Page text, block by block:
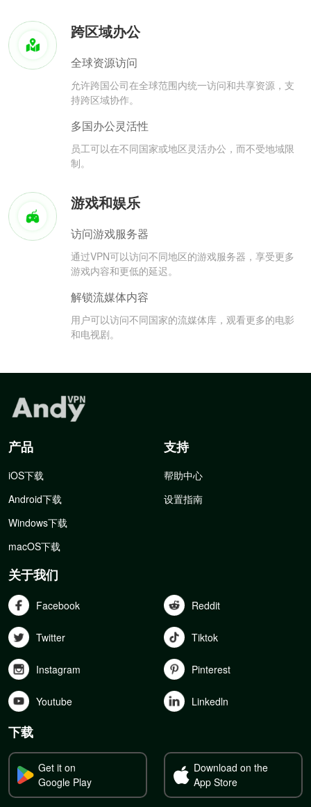
跨区域办公
全球资源访问
允许跨国公司在全球范围内统一访问和共享资源，支
持跨区域协作。
多国办公灵活性
员工可以在不同国家或地区灵活办公，而不受地域限
制。
游戏和娱乐
访问游戏服务器
通过VPN可以访问不同地区的游戏服务器，享受更多
游戏内容和更低的延迟。
解锁流媒体内容
用户可以访问不同国家的流媒体库，观看更多的电影
和电视剧。
产品
iOS下载
Android下载
Windows下载
macOS下载
支持
帮助中心
设置指南
关于我们
Facebook Reddit
Twitter Tiktok
Instagram Pinterest
Youtube Linkedln
下载
Get it on
Google Play
Download on the
App Store